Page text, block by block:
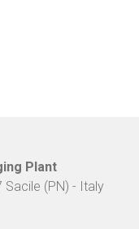
Plant
Sacile (PN) - Italy